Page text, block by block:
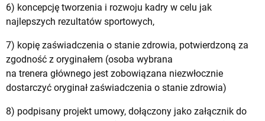
6) koncepcję tworzenia i rozwoju kadry w celu jak
najlepszych rezultatów sportowych,
7) kopię zaświadczenia o stanie zdrowia, potwierdzoną za
zgodność z oryginałem (osoba wybrana
na trenera głównego jest zobowiązana niezwłocznie
dostarczyć oryginał zaświadczenia o stanie zdrowia)
8) podpisany projekt umowy, dołączony jako załącznik do